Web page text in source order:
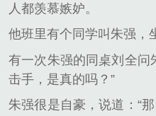
人都羡慕嫉妒。
他班里有个同学叫朱强，
有一次朱强的同桌刘全问
击手，是真的吗？”
朱强很是自豪，说道：“